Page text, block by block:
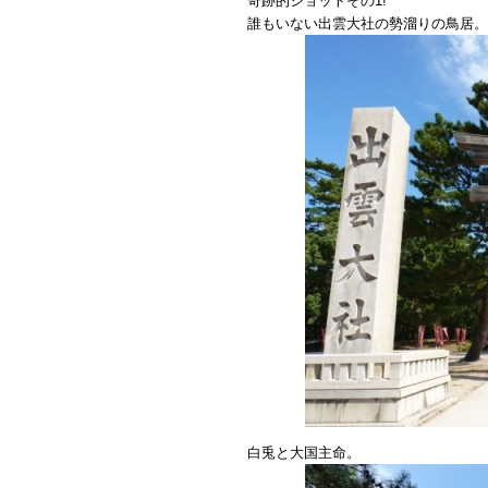
誰もいない出雲大社の勢溜りの鳥居。
白兎と大国主命。